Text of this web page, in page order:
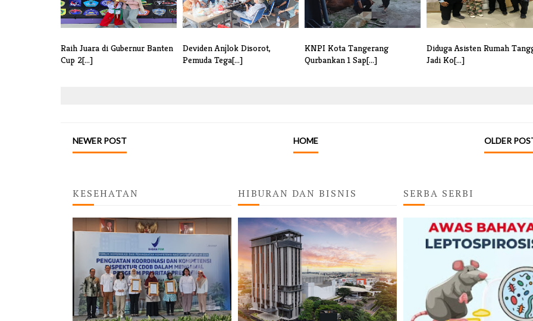
Raih Juara di Gubernur Banten
Cup 2[...]
Deviden Anjlok Disorot,
Pemuda Tega[...]
KNPI Kota Tangerang
Qurbankan 1 Sap[...]
Diduga Asisten Rumah
Jadi Ko[...]
NEWER POST OLDER
HOME
KESEHATAN HIBURAN DAN BISNIS SERBA SERBI